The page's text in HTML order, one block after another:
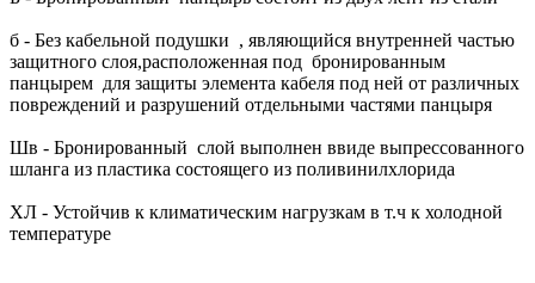
б - Без кабельной подушки , являющийся внутренней частью
защитного слоя,расположенная под бронированным
панцырем для защиты элемента кабеля под ней от различных
повреждений и разрушений отдельными частями панцыря
Шв - Бронированный слой выполнен ввиде выпрессованного
шланга из пластика состоящего из поливинилхлорида
ХЛ - Устойчив к климатическим нагрузкам в т.ч к холодной
температуре